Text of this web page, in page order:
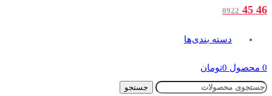
46 45
0922
دسته بندی‌ها
0 محصول 0تومان
جستجو